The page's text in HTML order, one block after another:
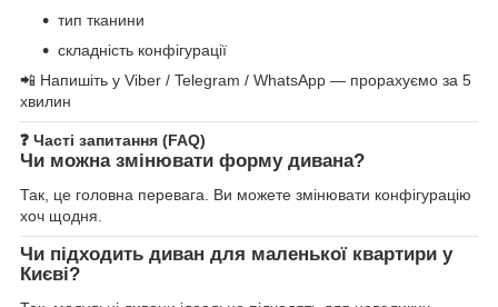
тип тканини
складність конфігурації
📲 Напишіть у Viber / Telegram / WhatsApp — прорахуємо за 5
хвилин
❓ Часті запитання (FAQ)
Чи можна змінювати форму дивана?
Так, це головна перевага. Ви можете змінювати конфігурацію
хоч щодня.
Чи підходить диван для маленької квартири у
Києві?